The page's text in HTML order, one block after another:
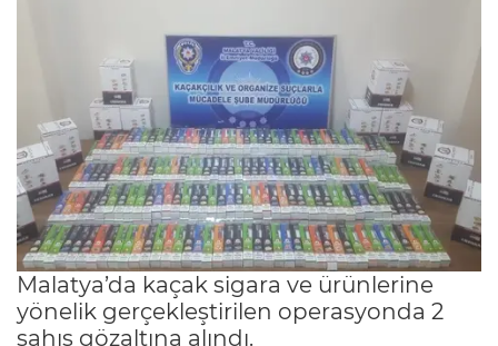
Malatya’da kaçak sigara ve ürünlerine
yönelik gerçekleştirilen operasyonda 2
şahıs gözaltına alındı.